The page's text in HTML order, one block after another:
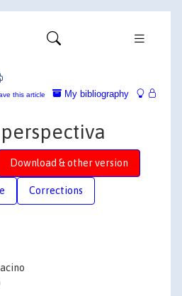
My bibliography
this article
Download & other version
Corrections